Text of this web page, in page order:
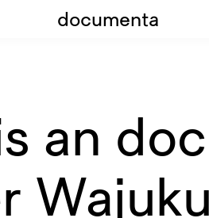
documenta
an